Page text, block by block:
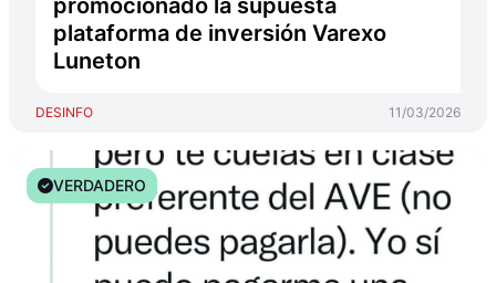
promocionado la supuesta
plataforma de inversión Varexo
Luneton
DESINFO 11/03/2026
VERDADERO